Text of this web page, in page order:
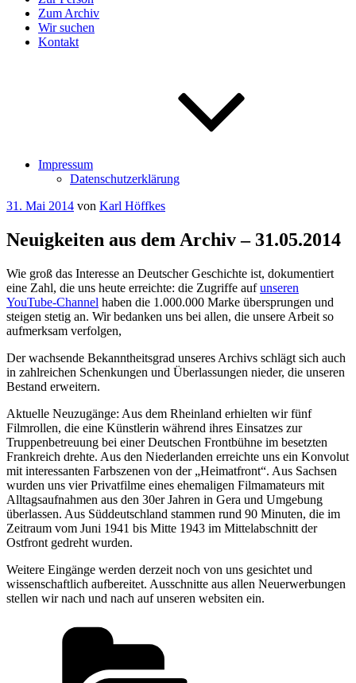
Zum Archiv
Wir suchen
Kontakt
Impressum
Datenschutzerklärung
Veröffentlicht
31. Mai 2014 von Karl Höffkes
Neuigkeiten aus dem Archiv – 31.05.2014
Wie groß das Interesse an Deutscher Geschichte ist, dokumentiert
eine Zahl, die uns heute erreichte: die Zugriffe aufunseren
YouTube-Channel haben die 1.000.000 Marke übersprungen und
steigen stetig an. Wir bedanken uns bei allen, die unsere Arbeit so
aufmerksam verfolgen,
Der wachsende Bekanntheitsgrad unseres Archivs schlägt sich auch
in zahlreichen Schenkungen und Überlassungen nieder, die unseren
Bestand erweitern.
Aktuelle Neuzugänge: Aus dem Rheinland erhielten wir fünf
Filmrollen, die eine Künstlerin während ihres Einsatzes zur
Truppenbetreuung bei einer Deutschen Frontbühne im besetzten
Frankreich drehte. Aus den Niederlanden erreichte uns ein Konvolut
mit interessanten Farbszenen von der „Heimatfront“. Aus Sachsen
wurden uns vier Privatfilme eines ehemaligen Filmamateurs mit
Alltagsaufnahmen aus den 30er Jahren in Gera und Umgebung
überlassen. Aus Süddeutschland stammen rund 90 Minuten, die im
Zeitraum vom Juni 1941 bis Mitte 1943 im Mittelabschnitt der
Ostfront gedreht wurden.
Weitere Eingänge werden derzeit noch von uns gesichtet und
wissenschaftlich aufbereitet. Ausschnitte aus allen Neuerwerbungen
stellen wir nach und nach auf unseren websiten ein.